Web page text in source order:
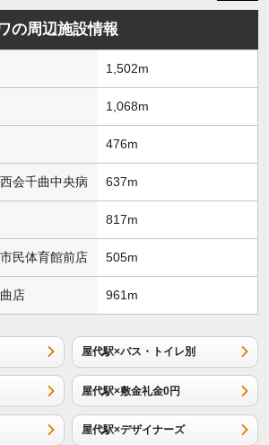
の周辺施設情報
1,502m
1,068m
476m
会千曲中央病 637m
817m
民体育館前店 505m
店 961m
屋代駅×バス・トイレ別
屋代駅×敷金礼金0円
屋代駅×デザイナーズ